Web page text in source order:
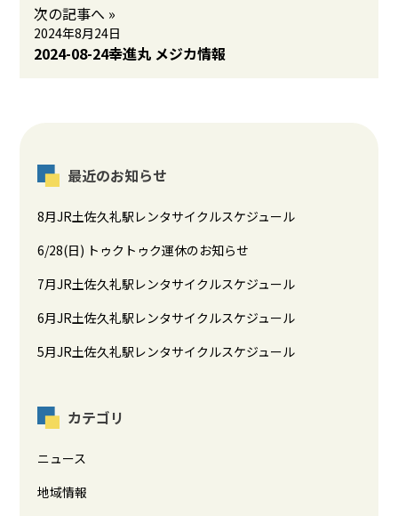
次の記事へ »
2024年8月24日
2024-08-24幸進丸 メジカ情報
最近のお知らせ
8月JR土佐久礼駅レンタサイクルスケジュール
6/28(日) トゥクトゥク運休のお知らせ
7月JR土佐久礼駅レンタサイクルスケジュール
6月JR土佐久礼駅レンタサイクルスケジュール
5月JR土佐久礼駅レンタサイクルスケジュール
カテゴリ
ニュース
地域情報